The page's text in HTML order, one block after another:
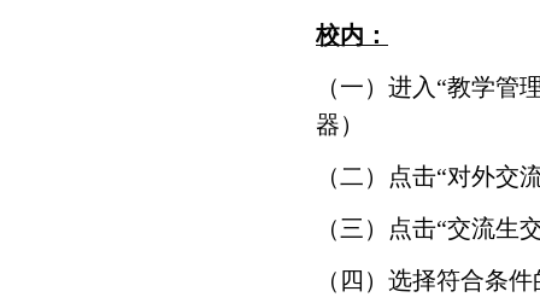
校内：
（一）进入“教学管
器）
（二）点击“对外交
（三）点击“交流生
（四）选择符合条